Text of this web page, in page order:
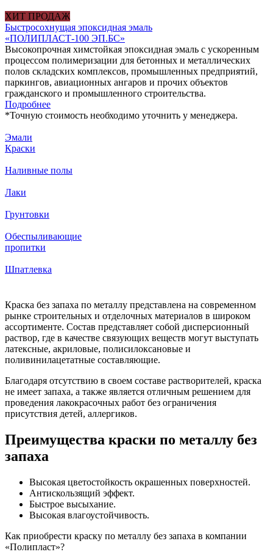
ХИТ ПРОДАЖ
Быстросохнущая эпоксидная эмаль
«ПОЛИПЛАСТ-100 ЭП.БС»
Высокопрочная химстойкая эпоксидная эмаль с ускоренным
процессом полимеризации для бетонных и металлических
полов складских комплексов, промышленных предприятий,
паркингов, авиационных ангаров и прочих объектов
гражданского и промышленного строительства.
Подробнее
*Точную стоимость необходимо уточнить у менеджера.
Эмали
Краски
Наливные полы
Лаки
Грунтовки
Обеспыливающие
пропитки
Шпатлевка
Краска без запаха по металлу представлена на современном
рынке строительных и отделочных материалов в широком
ассортименте. Состав представляет собой дисперсионный
раствор, где в качестве связующих веществ могут выступать
латексные, акриловые, полисилоксановые и
поливинилацетатные составляющие.
Благодаря отсутствию в своем составе растворителей, краска
не имеет запаха, а также является отличным решением для
проведения лакокрасочных работ без ограничения
присутствия детей, аллергиков.
Преимущества краски по металлу без
запаха
Высокая цветостойкость окрашенных поверхностей.
Антискользящий эффект.
Быстрое высыхание.
Высокая влагоустойчивость.
Как приобрести краску по металлу без запаха в компании
«Полипласт»?